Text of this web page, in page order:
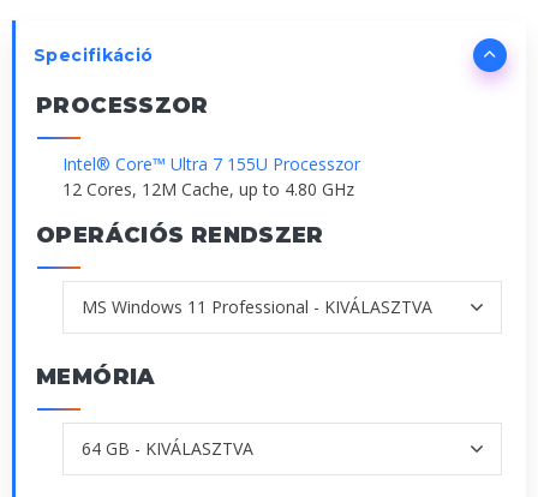
Specifikáció
PROCESSZOR
Intel® Core™ Ultra 7 155U Processzor
12 Cores, 12M Cache, up to 4.80 GHz
OPERÁCIÓS RENDSZER
MEMÓRIA